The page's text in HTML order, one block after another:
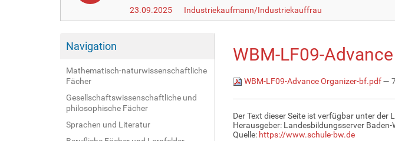
23.09.2025
Industriekaufmann/Industriekauffrau
Navigation
Mathematisch-naturwissenschaftliche
Fächer
Gesellschaftswissenschaftliche und
philosophische Fächer
Sprachen und Literatur
WBM-LF09-
WBM-LF09-Advance Organizer-bf.pdf—
Der Text dieser Seite ist verfügbar unter der
Herausgeber: Landesbildungsserver
Quelle: https://www.schule-bw.de